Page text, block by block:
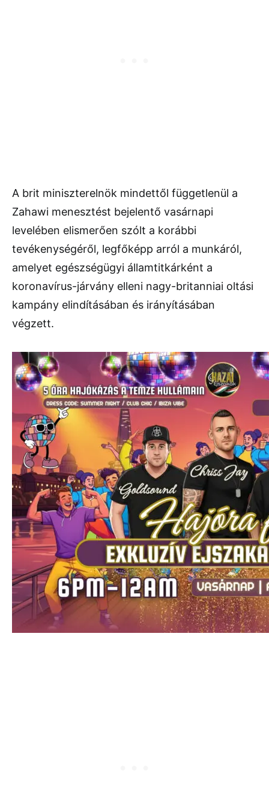
A brit miniszterelnök mindettől függetlenül a
Zahawi menesztést bejelentő vasárnapi
levelében elismerően szólt a korábbi
tevékenységéről, legfőképp arról a munkáról,
amelyet egészségügyi államtitkárként a
koronavírus-járvány elleni nagy-britanniai oltási
kampány elindításában és irányításában
végzett.